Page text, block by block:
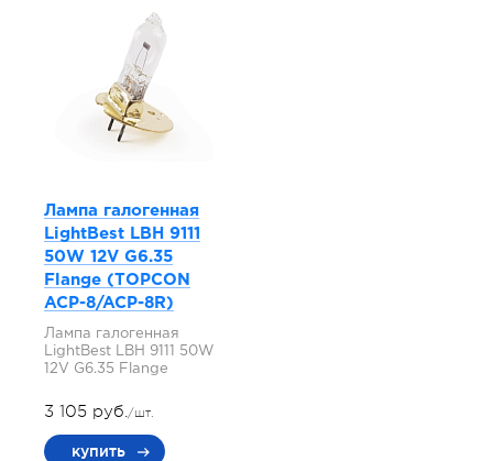
Лампа галогенная
LightBest LBH 9111
50W 12V G6.35
Flange (TOPCON
ACP-8/ACP-8R)
Лампа галогенная
LightBest LBH 9111 50W
12V G6.35 Flange
3 105 руб./шт.
купить